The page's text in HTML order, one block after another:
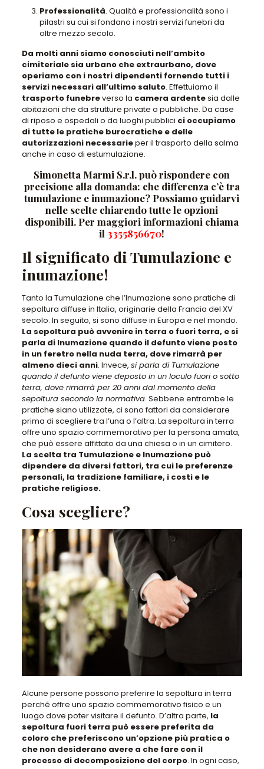
Professionalità. Qualità e professionalità sono i
pilastri su cui si fondano i nostri servizi funebri da
oltre mezzo secolo.
Da molti anni siamo conosciuti nell’ambito
cimiteriale sia urbano che extraurbano, dove
operiamo con i nostri dipendenti fornendo tutti i
servizi necessari all’ultimo saluto. Effettuiamo il
trasporto funebreverso la camera ardentesia dalle
abitazioni che da strutture private o pubbliche. Da case
di riposo e ospedali o da luoghi pubblici ci occupiamo
di tutte le pratiche burocratiche e delle
autorizzazioni necessarieper il trasporto della salma
anche in caso di estumulazione.
Simonetta Marmi S.r.l. può rispondere con
precisione alla domanda: che differenza c’è tra
tumulazione e inumazione? Possiamo guidarvi
nelle scelte chiarendo tutte le opzioni
disponibili. Per maggiori informazioni chiama
il 3355856670!
Il significato di Tumulazione e
inumazione!
Tanto la Tumulazione che l’Inumazione sono pratiche di
sepoltura diffuse in Italia, originarie della Francia del XV
secolo. In seguito, si sono diffuse in Europa e nel mondo.
La sepoltura può avvenire in terra o fuori terra, e si
parla di Inumazione quando il defunto viene posto
in un feretro nella nuda terra, dove rimarrà per
almeno dieci anni. Invece, si parla di Tumulazione
quando il defunto viene deposto in un loculo fuori o sotto
terra, dove rimarrà per 20 anni dal momento della
sepoltura secondo la normativa. Sebbene entrambe le
pratiche siano utilizzate, ci sono fattori da considerare
prima di scegliere tra l’una o l’altra. La sepoltura in terra
offre uno spazio commemorativo per la persona amata,
che può essere affittato da una chiesa o in un cimitero.
La scelta tra Tumulazione e Inumazione può
dipendere da diversi fattori, tra cui le preferenze
personali, la tradizione familiare, i costi e le
pratiche religiose.
Cosa scegliere?
Alcune persone possono preferire la sepoltura in terra
perché offre uno spazio commemorativo fisico e un
luogo dove poter visitare il defunto. D’altra parte, la
sepoltura fuori terra può essere preferita da
coloro che preferiscono un’opzione più pratica o
che non desiderano avere a che fare con il
processo di decomposizione del corpo. In ogni caso,